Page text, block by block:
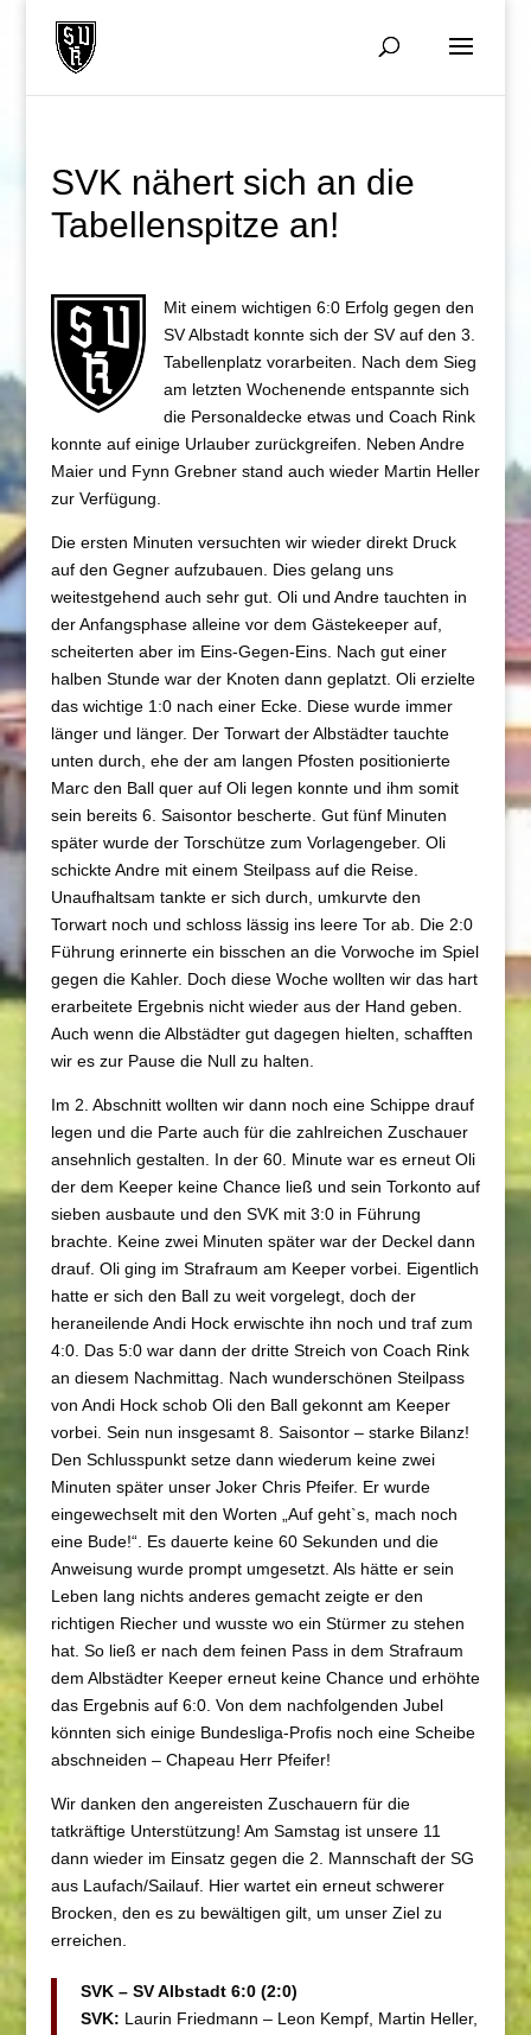
SVK nähert sich an die
Tabellenspitze an!
Mit einem wichtigen 6:0 Erfolg gegen den
SV Albstadt konnte sich der SV auf den 3.
Tabellenplatz vorarbeiten. Nach dem Sieg
am letzten Wochenende entspannte sich
die Personaldecke etwas und Coach Rink
konnte auf einige Urlauber zurückgreifen. Neben Andre
Maier und Fynn Grebner stand auch wieder Martin Heller
zur Verfügung.
Die ersten Minuten versuchten wir wieder direkt Druck
auf den Gegner aufzubauen. Dies gelang uns
weitestgehend auch sehr gut. Oli und Andre tauchten in
der Anfangsphase alleine vor dem Gästekeeper auf,
scheiterten aber im Eins-Gegen-Eins. Nach gut einer
halben Stunde war der Knoten dann geplatzt. Oli erzielte
das wichtige 1:0 nach einer Ecke. Diese wurde immer
länger und länger. Der Torwart der Albstädter tauchte
unten durch, ehe der am langen Pfosten positionierte
Marc den Ball quer auf Oli legen konnte und ihm somit
sein bereits 6. Saisontor bescherte. Gut fünf Minuten
später wurde der Torschütze zum Vorlagengeber. Oli
schickte Andre mit einem Steilpass auf die Reise.
Unaufhaltsam tankte er sich durch, umkurvte den
Torwart noch und schloss lässig ins leere Tor ab. Die 2:0
Führung erinnerte ein bisschen an die Vorwoche im Spiel
gegen die Kahler. Doch diese Woche wollten wir das hart
erarbeitete Ergebnis nicht wieder aus der Hand geben.
Auch wenn die Albstädter gut dagegen hielten, schafften
wir es zur Pause die Null zu halten.
Im 2. Abschnitt wollten wir dann noch eine Schippe drauf
legen und die Parte auch für die zahlreichen Zuschauer
ansehnlich gestalten. In der 60. Minute war es erneut Oli
der dem Keeper keine Chance ließ und sein Torkonto auf
sieben ausbaute und den SVK mit 3:0 in Führung
brachte. Keine zwei Minuten später war der Deckel dann
drauf. Oli ging im Strafraum am Keeper vorbei. Eigentlich
hatte er sich den Ball zu weit vorgelegt, doch der
heraneilende Andi Hock erwischte ihn noch und traf zum
4:0. Das 5:0 war dann der dritte Streich von Coach Rink
an diesem Nachmittag. Nach wunderschönen Steilpass
von Andi Hock schob Oli den Ball gekonnt am Keeper
vorbei. Sein nun insgesamt 8. Saisontor – starke Bilanz!
Den Schlusspunkt setze dann wiederum keine zwei
Minuten später unser Joker Chris Pfeifer. Er wurde
eingewechselt mit den Worten „Auf geht`s, mach noch
eine Bude!“. Es dauerte keine 60 Sekunden und die
Anweisung wurde prompt umgesetzt. Als hätte er sein
Leben lang nichts anderes gemacht zeigte er den
richtigen Riecher und wusste wo ein Stürmer zu stehen
hat. So ließ er nach dem feinen Pass in dem Strafraum
dem Albstädter Keeper erneut keine Chance und erhöhte
das Ergebnis auf 6:0. Von dem nachfolgenden Jubel
könnten sich einige Bundesliga-Profis noch eine Scheibe
abschneiden – Chapeau Herr Pfeifer!
Wir danken den angereisten Zuschauern für die
tatkräftige Unterstützung! Am Samstag ist unsere 11
dann wieder im Einsatz gegen die 2. Mannschaft der SG
aus Laufach/Sailauf. Hier wartet ein erneut schwerer
Brocken, den es zu bewältigen gilt, um unser Ziel zu
erreichen.
SVK – SV Albstadt 6:0 (2:0)
SVK: Laurin Friedmann – Leon Kempf, Martin Heller,